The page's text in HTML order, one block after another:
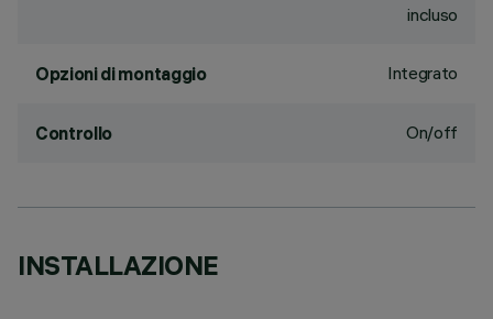
incluso
Opzioni di montaggio Integrato
Controllo On/off
INSTALLAZIONE